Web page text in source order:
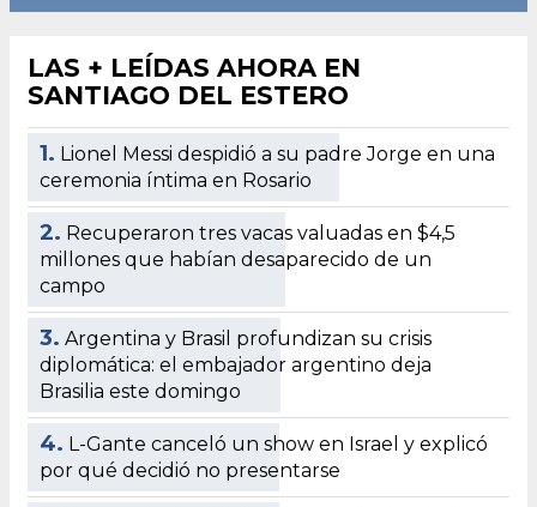
LAS + LEÍDAS AHORA EN
SANTIAGO DEL ESTERO
1. Lionel Messi despidió a su padre Jorge en una
ceremonia íntima en Rosario
2. Recuperaron tres vacas valuadas en $4,5
millones que habían desaparecido de un
campo
3. Argentina y Brasil profundizan su crisis
diplomática: el embajador argentino deja
Brasilia este domingo
4. L-Gante canceló un show en Israel y explicó
por qué decidió no presentarse